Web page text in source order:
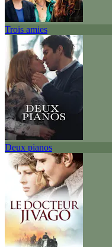
Trois amies
Deux pianos